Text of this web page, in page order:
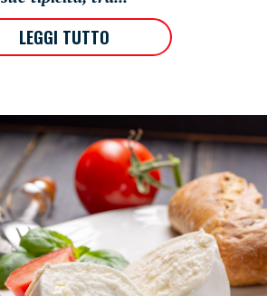
LEGGI TUTTO